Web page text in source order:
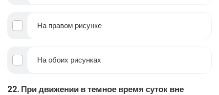
На правом рисунке
На обоих рисунках
22. При движении в темное время суток вне